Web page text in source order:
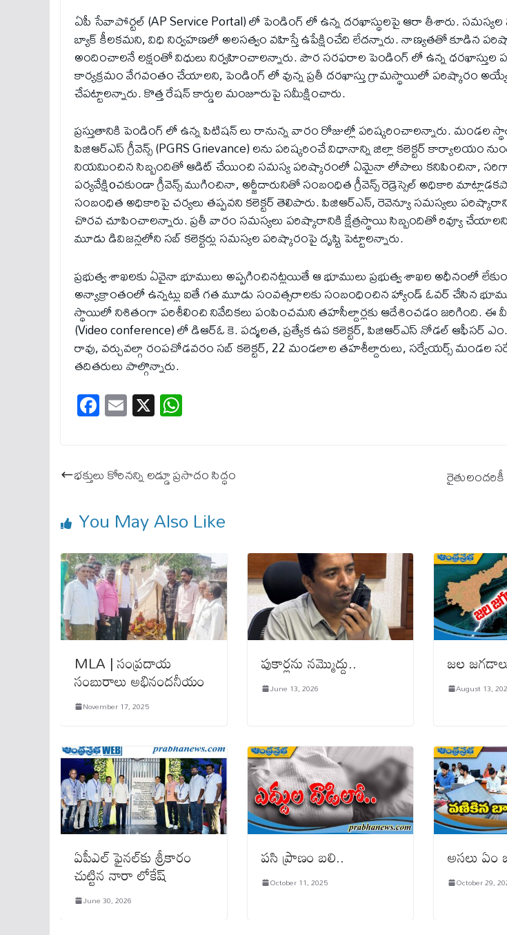
ఏపీ సేవాపోర్టల్ (AP Service Portal) లో పెండింగ్ లో ఉన్న దరఖాస్థులపై ఆరా తీశారు.
బ్యాక్ కీలకమని, విధి నిర్వహణలో అలసత్వం వహిస్తే ఉపేక్షించేది లేదన్నారు. నాణ్యతతో కూడిన
అందించాలనే లక్షంతో విధులు నిర్వహించాలన్నారు. పౌర సరఫరాల పెండింగ్ లో ఉన్న ధరఖాస్తుల
కార్యక్రమం వేగవంతం చేయాలని, పెండింగ్ లో వున్న ప్రతీ దరఖాస్తు గ్రామస్థాయిలో పరిష్కారం
చేపట్టాలన్నారు. కొత్త రేషన్ కార్డుల మంజూరుపై సమీక్షించారు.
ప్రస్తుతానికి పెండింగ్ లో ఉన్న పిటిషన్ లు రానున్న వారం రోజుల్లో పరిష్కరించాలన్నారు. మండల
పిజిఆర్ఎస్ గ్రీవెన్స్ (PGRS Grievance) లను పరిష్కరించే విధానాన్ని జిల్లా కలెక్టర్ కార్యాలయం
నియమించిన సిబ్బందితో ఆడిట్ చేయించి సమస్య పరిష్కారంలో ఏమైనా లోపాలు కనిపించినా,
పర్యవేక్షిoచకుండా గ్రీవెన్స్ ముగించినా, అర్జీదారునితో సంబంధిత గ్రీవెన్స్ రెడ్రెస్సెల్ అధికారి
సంబంధిత అధికారిపై చర్యలు తప్పవని కలెక్టర్ తెలిపారు. పిజిఆర్ఎన్, రెవెన్యూ సమస్యలు
చొరవ చూపించాలన్నారు. ప్రతీ వారం సమస్యలు పరిష్కారానికి క్షేత్రస్థాయి సిబ్బందితో రివ్యూ
మూడు డివిజన్లలోని సబ్ కలెక్టర్లు సమస్యల పరిష్కారంపై దృష్టి పెట్టాలన్నారు.
ప్రభుత్వ శాఖలకు ఏవైనా భూములు అప్పగించినట్లయితే ఆ భూములు ప్రభుత్వ శాఖల అధీనంలో
అన్యాక్రాంతంలో ఉన్నట్లు ఐతే గత మూడు సంవత్సరాలకు సంబంధించిన హ్యాండ్ ఓవర్ చేసిన
స్థాయిలో నిశితంగా పరిశీలించి నివేదికలు పంపించమని తహసీల్దార్లకు ఆదేశించడం జరిగింది. ఈ
(Video conference) లో డిఆర్ఓ కె. పద్మలత, ప్రత్యేక ఉప కలెక్టర్, పిజిఆర్ఎస్ నోడల్ ఆఫీసర్
రావు, వర్చువల్గా రంపచోడవరం సబ్ కలెక్టర్, 22 మండలాల తహశీల్దారులు, సర్వేయర్స్ మండల
తదితరులు పాల్గొన్నారు.
Fa
ce
ok
E
m
X
A
భక్తులు కోరినన్ని లడ్డూ ప్రసాదం సిద్ధం
You May Also Like
MLA | సంప్రదాయ
సంబురాలు అభినందనీయం
November 17, 2025
పుకార్లను నమ్మొద్దు..
June 13, 2026
జల
August 13,
ఏపీఎల్ ఫైనల్‌కు శ్రీకారం
చుట్టిన నారా లోకేష్
June 30, 2026
పసి ప్రాణం బలి..
October 11, 2025
అసలు ఏం
October 29,